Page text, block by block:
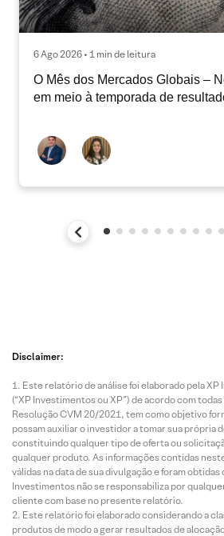
6 Ago 2026 • 1 min de leitura
O Mês dos Mercados Globais –
em meio à temporada de
Disclaimer:
Este relatório de análise foi elaborado pela
(“XP Investimentos ou XP”) de acordo com
Resolução CVM 20/2021, tem como objetivo
possam auxiliar o investidor a tomar sua própria
constituindo qualquer tipo de oferta ou
qualquer produto. As informações contidas
válidas na data de sua divulgação e foram
Investimentos não se responsabiliza por
cliente com base no presente relatório.
Este relatório foi elaborado considerando a
produtos de modo a gerar resultados de